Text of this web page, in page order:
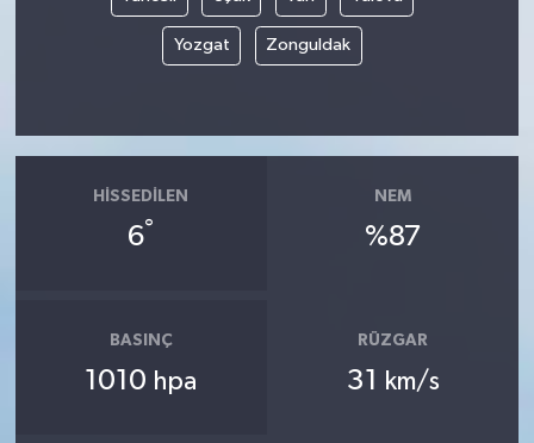
Yozgat Zonguldak
HISSEDILEN
6°
NEM
%87
BASINÇ
1010 hpa
RÜZGAR
31 km/s